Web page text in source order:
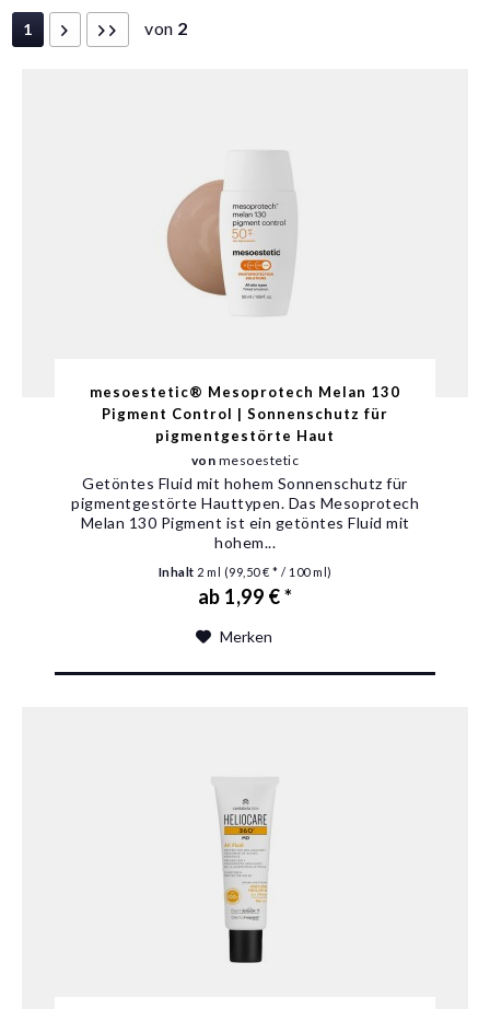
1 von 2
mesoestetic® Mesoprotech Melan 130
Pigment Control | Sonnenschutz für
pigmentgestörte Haut
von mesoestetic
Getöntes Fluid mit hohem Sonnenschutz für
pigmentgestörte Hauttypen. Das Mesoprotech
Melan 130 Pigment ist ein getöntes Fluid mit
hohem...
Inhalt 2 ml (99,50 € * / 100 ml)
ab 1,99 € *
Merken